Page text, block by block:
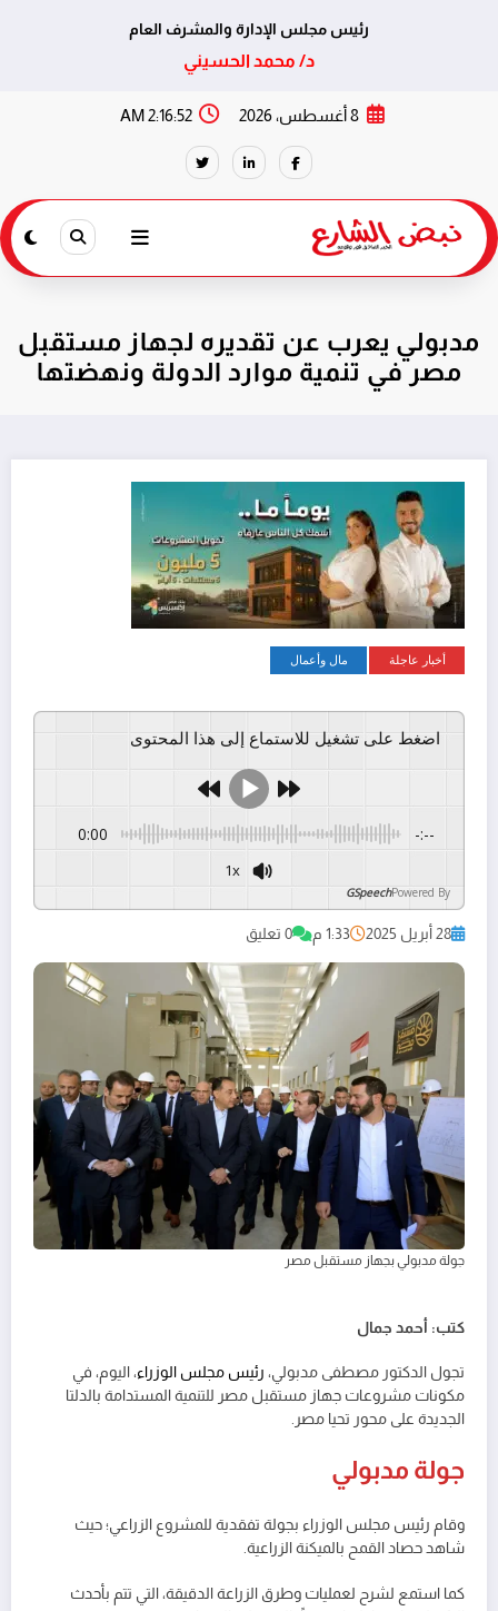
رئيس مجلس الإدارة والمشرف العام
د/ محمد الحسيني
8 أغسطس، 2026 2:16:53 AM
مدبولي يعرب عن تقديره لجهاز مستقبل
مصر في تنمية موارد الدولة ونهضتها
أخبار عاجلة مال وأعمال
اضغط على تشغيل للاستماع إلى هذا المحتوى
0:00 -:--
1x
Powered By
GSpeech
28 أبريل 2025 1:33 م 0 تعليق
جولة مدبولي بجهاز مستقبل مصر
كتب: أحمد جمال
تجول الدكتور مصطفى مدبولي، رئيس مجلس الوزراء، اليوم، في
مكونات مشروعات جهاز مستقبل مصر للتنمية المستدامة بالدلتا
الجديدة على محور تحيا مصر.
جولة مدبولي
وقام رئيس مجلس الوزراء بجولة تفقدية للمشروع الزراعي؛ حيث
شاهد حصاد القمح بالميكنة الزراعية.
كما استمع لشرح لعمليات وطرق الزراعة الدقيقة، التي تتم بأحدث